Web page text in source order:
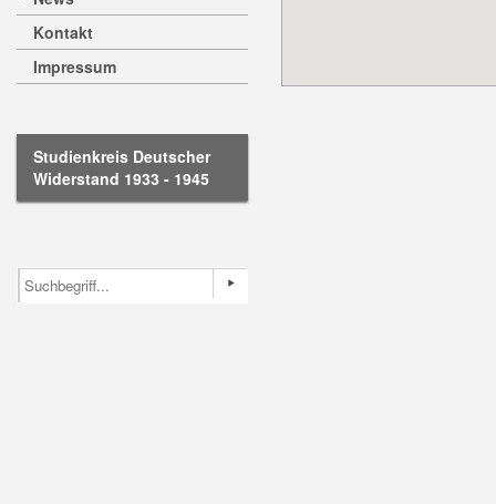
Kontakt
Impressum
Studienkreis Deutscher
Widerstand 1933 - 1945